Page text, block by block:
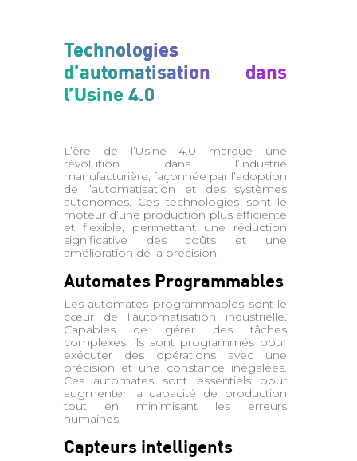
Technologies
d’automatisation dans
l’Usine 4.0
L’ère de l’Usine 4.0 marque une
révolution dans l’industrie
manufacturière, façonnée par l’adoption
de l’automatisation et des systèmes
autonomes. Ces technologies sont le
moteur d’une production plus efficiente
et flexible, permettant une réduction
significative des coûts et une
amélioration de la précision.
Automates Programmables
Les automates programmables sont le
cœur de l’automatisation industrielle.
Capables de gérer des tâches
complexes, ils sont programmés pour
exécuter des opérations avec une
précision et une constance inégalées.
Ces automates sont essentiels pour
augmenter la capacité de production
tout en minimisant les erreurs
humaines.
Capteurs intelligents